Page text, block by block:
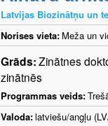
Latvijas Biozinātņu un
Norises vieta: Meža un
Grāds:Zinātnes
zinātnēs
Programmas veids:
Valoda:latviešu/angļu